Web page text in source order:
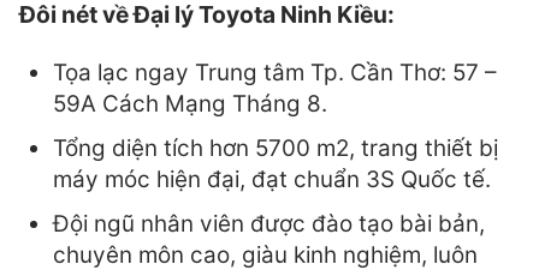
Đôi nét về Đại lý Toyota Ninh Kiều:
Tọa lạc ngay Trung tâm Tp. Cần Thơ: 57 –
59A Cách Mạng Tháng 8.
Tổng diện tích hơn 5700 m2, trang thiết bị
máy móc hiện đại, đạt chuẩn 3S Quốc tế.
Đội ngũ nhân viên được đào tạo bài bản,
chuyên môn cao, giàu kinh nghiệm, luôn